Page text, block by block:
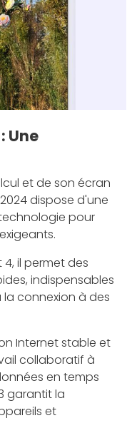
Une
et de son écran
dispose d'une
pour
il permet des
indispensables
la connexion à des
Internet stable et
collaboratif à
en temps
garantit la
et